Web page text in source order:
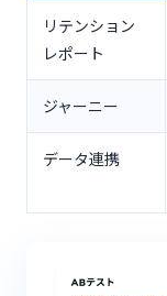
リテンション
レポート
ジャーニー
データ連携